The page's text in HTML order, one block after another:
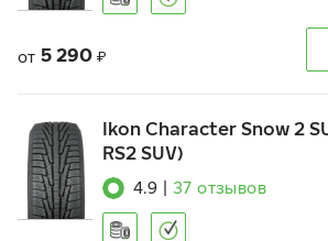
от 5 290 ₽
Ikon Character Snow 2
RS2 SUV)
4.9 37 отзывов